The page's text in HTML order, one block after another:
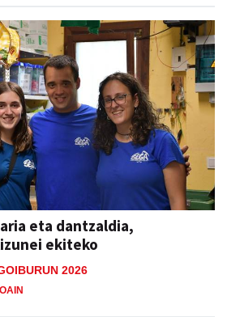
eta dantzaldia,
ekiteko
2026